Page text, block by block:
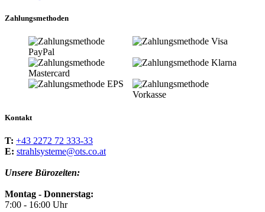
Zahlungsmethoden
Kontakt
T: +43 2272 72 333-33
E: strahlsysteme@ots.co.at
Unsere Bürozeiten:
Montag - Donnerstag:
7:00 - 16:00 Uhr